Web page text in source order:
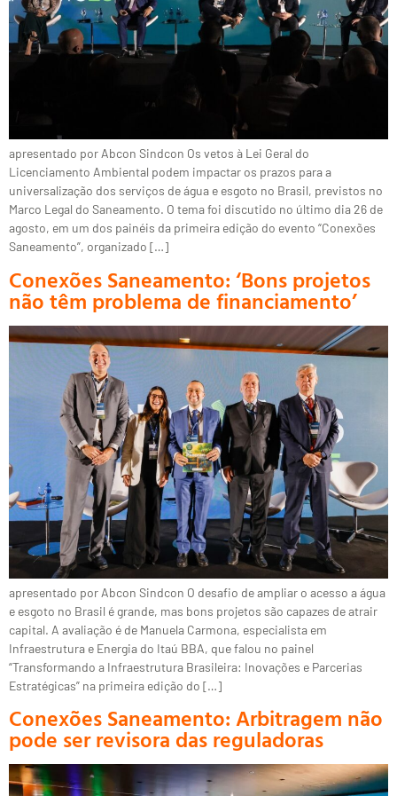
apresentado por Abcon Sindcon Os vetos à Lei Geral do
Licenciamento Ambiental podem impactar os prazos para a
universalização dos serviços de água e esgoto no Brasil, previstos no
Marco Legal do Saneamento. O tema foi discutido no último dia 26 de
agosto, em um dos painéis da primeira edição do evento “Conexões
Saneamento”, organizado […]
Conexões Saneamento: ‘Bons projetos
não têm problema de financiamento’
apresentado por Abcon Sindcon O desafio de ampliar o acesso a água
e esgoto no Brasil é grande, mas bons projetos são capazes de atrair
capital. A avaliação é de Manuela Carmona, especialista em
Infraestrutura e Energia do Itaú BBA, que falou no painel
“Transformando a Infraestrutura Brasileira: Inovações e Parcerias
Estratégicas” na primeira edição do […]
Conexões Saneamento: Arbitragem não
pode ser revisora das reguladoras